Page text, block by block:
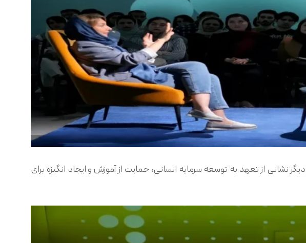
نشانی از تعهد به توسعه سرمایه انسانی، حمایت از آموزش و ایجاد انگیزه برای